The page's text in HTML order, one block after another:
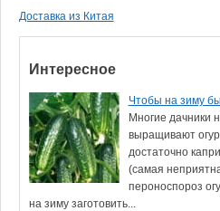
Доставка из Китая
Интересное
Чтобы на зиму
Многие дачники
выращивают
достаточно
(самая
пероноспороз
на зиму заготовить...